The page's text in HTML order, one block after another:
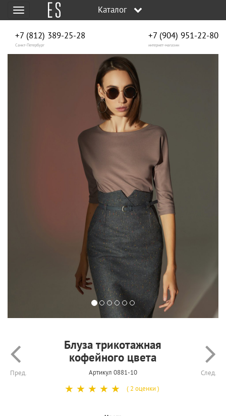
Меню Каталог
+7 (812) 389-25-28
Санкт-Петербург
+7 (904) 951‑22‑80
интернет-магазин
Пред.
Блуза трикотажная
кофейного цвета
Артикул 0881-10 След.
☆
☆
☆
☆
☆ ( 2 оценки )